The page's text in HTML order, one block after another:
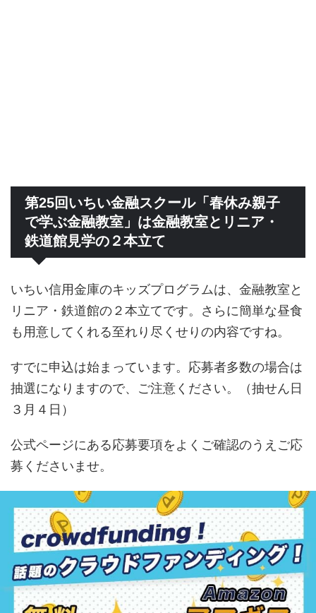
第25回いちい金融スクール「春休み親子
で学ぶ金融教室」は金融教室とリニア・
鉄道館見学の２本立て
いちい信用金庫のキッズプログラムは、金融教室と
リニア・鉄道館の２本立てです。さらに簡単な昼食
も用意してくれる至れり尽くせりの内容ですね。
すでに申込は始まっています。応募者多数の場合は
抽選になりますので、ご注意ください。（抽せん日
３月４日）
公式ページにある応募要項をよくご確認のうえご応
募くださいませ。